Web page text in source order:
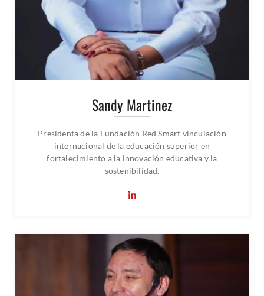
Sandy Martinez
Presidenta de la Fundación Red Smart vinculación
internacional de la educación superior en
fortalecimiento a la innovación educativa y la
sostenibilidad.